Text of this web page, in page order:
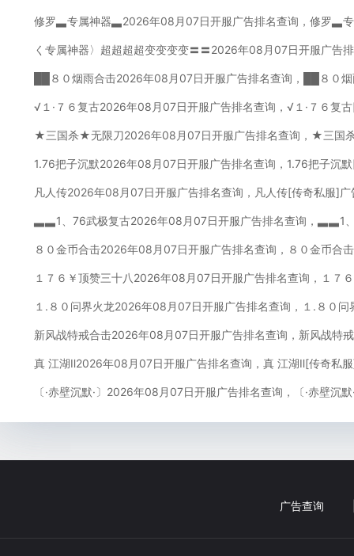
修罗▃专属神器▃2026年08月07日开服广告排名查询，修罗▃
く专属神器〉超超超超变变变变〓〓2026年08月07日开服广告
██８０烟雨合击2026年08月07日开服广告排名查询，██８０
√１·７６复古2026年08月07日开服广告排名查询，√１·７６复
★三国杀★无限刀2026年08月07日开服广告排名查询，★三国
1.76把子沉默2026年08月07日开服广告排名查询，1.76把子沉
凡人传2026年08月07日开服广告排名查询，凡人传[传奇私服]广
▃▃1、76武极复古2026年08月07日开服广告排名查询，▃▃1
８０金币合击2026年08月07日开服广告排名查询，８０金币合
１７６￥顶赞三十八2026年08月07日开服广告排名查询，１７
１.８０问界火龙2026年08月07日开服广告排名查询，１.８０
新风战特戒合击2026年08月07日开服广告排名查询，新风战特
真 江湖Ⅱ2026年08月07日开服广告排名查询，真 江湖Ⅱ[传奇私
〔·赤壁沉默·〕2026年08月07日开服广告排名查询，〔·赤壁沉
广告查询